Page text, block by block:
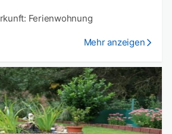
Ferienwohnung
Mehr anzeigen